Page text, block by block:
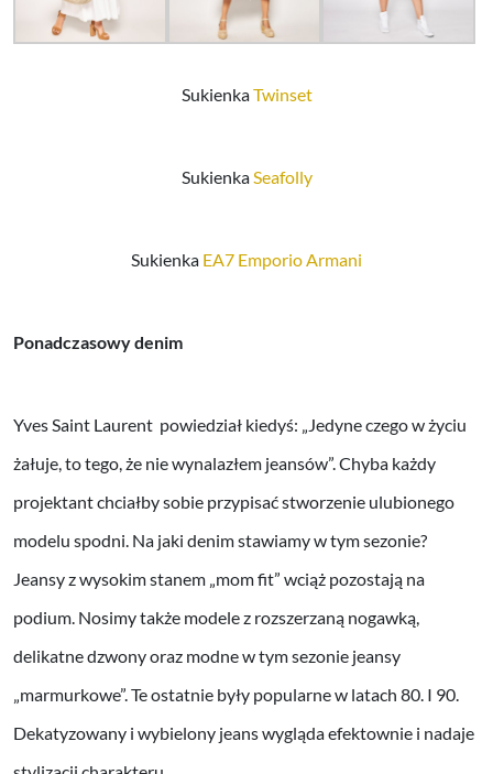
SukienkaTwinset
SukienkaSeafolly
Sukienka EA7 Emporio Armani
Ponadczasowy denim
Yves Saint Laurent powiedział kiedyś: „Jedyne czego w życiu
żałuje, to tego, że nie wynalazłem jeansów”. Chyba każdy
projektant chciałby sobie przypisać stworzenie ulubionego
modelu spodni. Na jaki denim stawiamy w tym sezonie?
Jeansy z wysokim stanem „mom fit” wciąż pozostają na
podium. Nosimy także modele z rozszerzaną nogawką,
delikatne dzwony oraz modne w tym sezonie jeansy
„marmurkowe”. Te ostatnie były popularne w latach 80. I 90.
Dekatyzowany i wybielony jeans wygląda efektownie i nadaje